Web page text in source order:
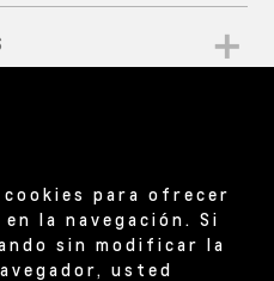
para ofrecer
la navegación. Si
sin modificar la
usted